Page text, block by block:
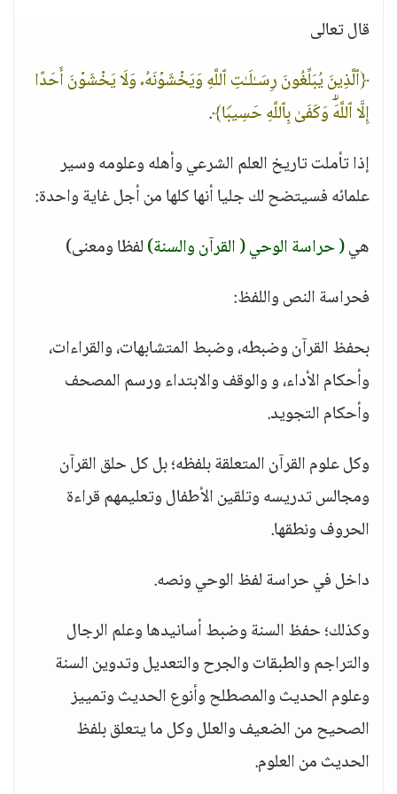
قال تعالى
﴿ٱلَّذِینَ یُبَلِّغُونَ رِسَـٰلَـٰتِ ٱللَّهِ وَیَخۡشَوۡنَهُۥ وَلَا یَخۡشَوۡنَ أَحَدًا
إِلَّا ٱللَّهَۗ وَكَفَىٰ بِٱللَّهِ حَسِیبࣰا﴾.
إذا تأملت تاريخ العلم الشرعي وأهله وعلومه وسير
علمائه فسيتضح لك جليا أنها كلها من أجل غاية واحدة:
هي( حراسة الوحي ( القرآن والسنة)لفظا ومعنى)
فحراسة النص واللفظ:
بحفظ القرآن وضبطه، وضبط المتشابهات، والقراءات،
وأحكام الأداء، و والوقف والابتداء ورسم المصحف
وأحكام التجويد.
وكل علوم القرآن المتعلقة بلفظه؛ بل كل حلق القرآن
ومجالس تدريسه وتلقين الأطفال وتعليمهم قراءة
الحروف ونطقها.
داخل في حراسة لفظ الوحي ونصه.
وكذلك؛ حفظ السنة وضبط أسانيدها وعلم الرجال
والتراجم والطبقات والجرح والتعديل وتدوين السنة
وعلوم الحديث والمصطلح وأنوع الحديث وتمييز
الصحيح من الضعيف والعلل وكل ما يتعلق بلفظ
الحديث من العلوم.